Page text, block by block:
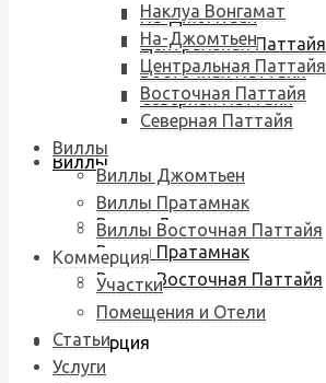
На-Джомтьен
Центральная Паттайя
Восточная Паттайя
Северная Паттайя
Виллы
Виллы Джомтьен
Виллы Пратамнак
Виллы Восточная Паттайя
Коммерция
Наклуа Вонгамат
На-Джомтьен
Центральная Паттайя
Восточная Паттайя
Северная Паттайя
Виллы
Виллы Джомтьен
Виллы Пратамнак
Виллы Восточная Паттайя
Коммерция
Участки
Помещения и Отели
Статьи
Услуги